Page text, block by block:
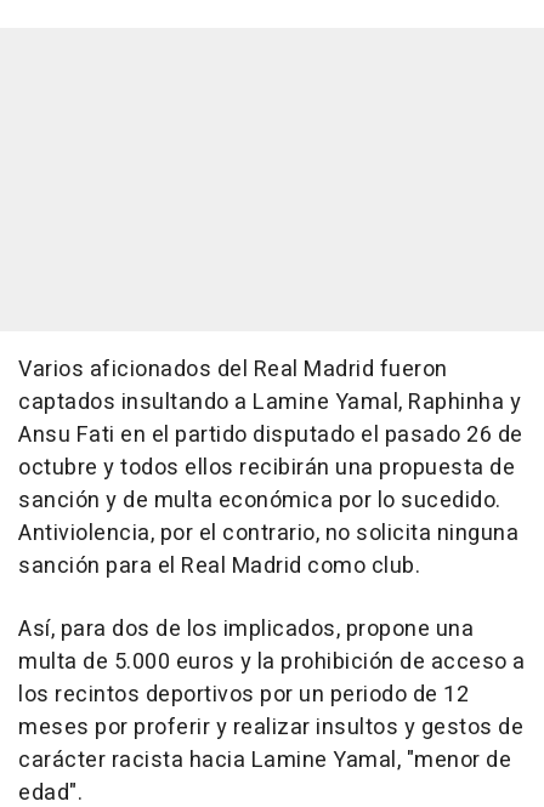
Varios aficionados del Real Madrid fueron
captados insultando a Lamine Yamal, Raphinha y
Ansu Fati en el partido disputado el pasado 26 de
octubre y todos ellos recibirán una propuesta de
sanción y de multa económica por lo sucedido.
Antiviolencia, por el contrario, no solicita ninguna
sanción para el Real Madrid como club.
Así, para dos de los implicados, propone una
multa de 5.000 euros y la prohibición de acceso a
los recintos deportivos por un periodo de 12
meses por proferir y realizar insultos y gestos de
carácter racista hacia Lamine Yamal, "menor de
edad".